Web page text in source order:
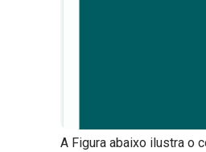
A Figura abaixo ilustra o